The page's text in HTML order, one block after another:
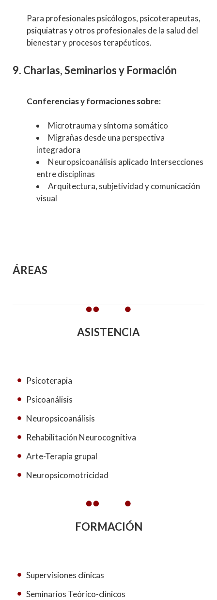
Para profesionales psicólogos, psicoterapeutas,
psiquiatras y otros profesionales de la salud del
bienestar y procesos terapéuticos.
9. Charlas, Seminarios y Formación
Conferencias y formaciones sobre:
Microtrauma y síntoma somático
Migrañas desde una perspectiva
integradora
Neuropsicoanálisis aplicado Intersecciones
entre disciplinas
Arquitectura, subjetividad y comunicación
visual
ÁREAS
ASISTENCIA
Psicoterapia
Psicoanálisis
Neuropsicoanálisis
Rehabilitación Neurocognitiva
Arte-Terapia grupal
Neuropsicomotricidad
FORMACIÓN
Supervisiones clínicas
Seminarios Teórico-clínicos